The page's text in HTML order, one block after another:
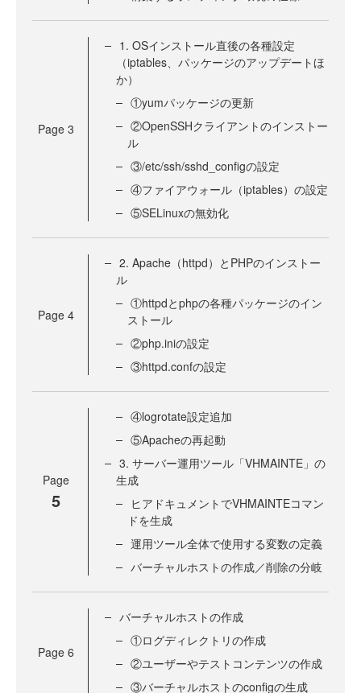
Page 3
1. OSインストール直後の各種設定
（iptables、パッケージのアップデートほ
か）
①yumパッケージの更新
②OpenSSHクライアントのインストー
ル
③/etc/ssh/sshd_configの設定
④ファイアウォール（iptables）の設定
⑤SELinuxの無効化
Page 4
2. Apache（httpd）とPHPのインストー
ル
①httpdとphpの各種パッケージのイン
ストール
②php.iniの設定
③httpd.confの設定
Page
5
④logrotate設定追加
⑤Apacheの再起動
3. サーバー運用ツール「VHMAINTE」の
生成
ヒアドキュメントでVHMAINTEコマン
ドを生成
運用ツール全体で使用する変数の定義
バーチャルホストの作成／削除の分岐
Page 6
バーチャルホストの作成
①ログディレクトリの作成
②ユーザーやテストコンテンツの作成
③バーチャルホストのconfigの生成